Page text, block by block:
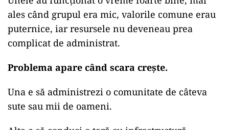
ales când grupul era mic, valorile comune erau
puternice, iar resursele nu deveneau prea
complicat de administrat.
Problema apare când scara crește.
Una e să administrezi o comunitate de câteva
sute sau mii de oameni.